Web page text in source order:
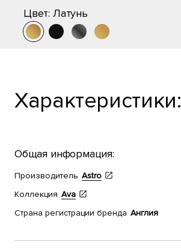
Цвет: Латунь
Характеристики:
Общая информация:
Производитель Astro
Коллекция Ava
Страна регистрации бренда Англия